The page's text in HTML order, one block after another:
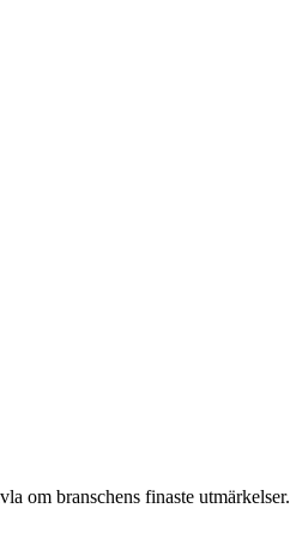
om branschens finaste utmärkelser.